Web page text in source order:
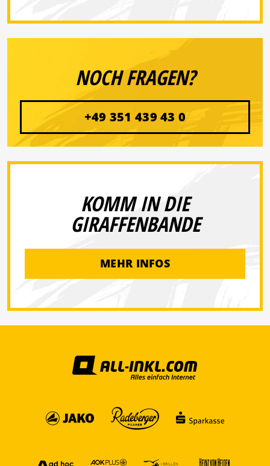
NOCH FRAGEN?
+49 351 439 43 0
KOMM IN DIE
GIRAFFENBANDE
MEHR INFOS